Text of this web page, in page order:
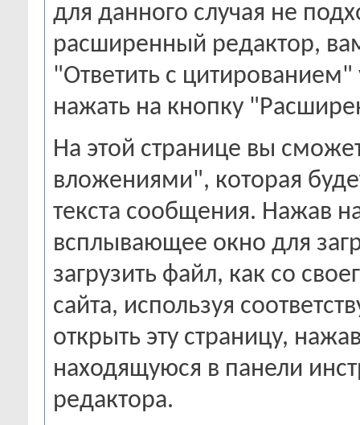
для данного случая не
расширенный редактор,
"Ответить с
нажать на кнопку
На этой странице вы
вложениями", которая
текста сообщения. Нажав
всплывающее окно для
загрузить файл, как со
сайта, используя
открыть эту страницу,
находящуюся в панели
редактора.